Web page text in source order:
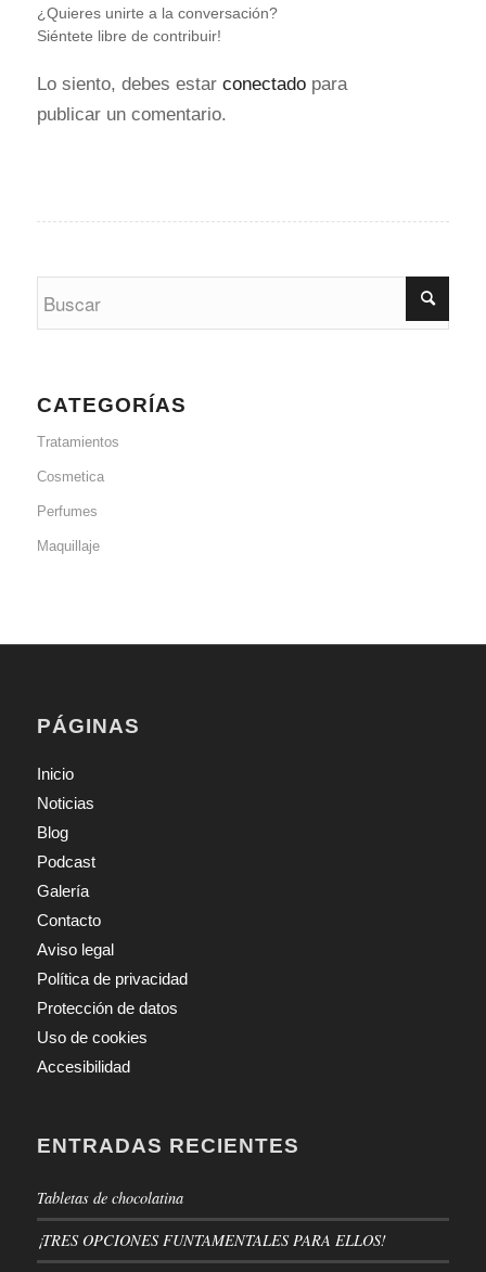
¿Quieres unirte a la conversación?
Siéntete libre de contribuir!
Lo siento, debes estar conectadopara
publicar un comentario.
CATEGORÍAS
Tratamientos
Cosmetica
Perfumes
Maquillaje
PÁGINAS
Inicio
Noticias
Blog
Podcast
Galería
Contacto
Aviso legal
Política de privacidad
Protección de datos
Uso de cookies
Accesibilidad
ENTRADAS RECIENTES
Tabletas de chocolatina
¡TRES OPCIONES FUNTAMENTALES PARA ELLOS!